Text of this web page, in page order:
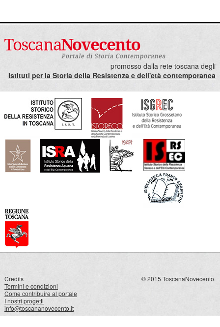
promosso dalla rete toscana degli
Istituti per la Storia della Resistenza e dell'età contemporanea
Credits
Termini e condizioni
Come contribuire al portale
I nostri progetti
info@toscananovecento.it
© 2015 ToscanaNovecento.